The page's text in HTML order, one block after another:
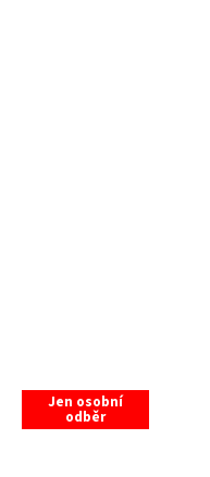
Jen osobní
odběr